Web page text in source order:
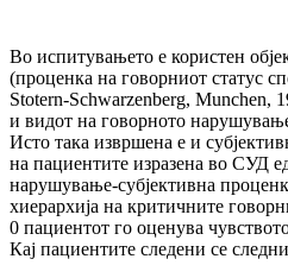
Во испитувањето е користен
(проценка на говорниот ста­тус
Stotern-Schwarzenberg, Munchen,
и видот на го­вор­но­то
Исто така извршена е и
на пациентите из­ра­зе­на во СУД
на­рушување-субјективна
хиерархија на кри­тичните
0 пациентот го оценува
Кај пациентите следени се